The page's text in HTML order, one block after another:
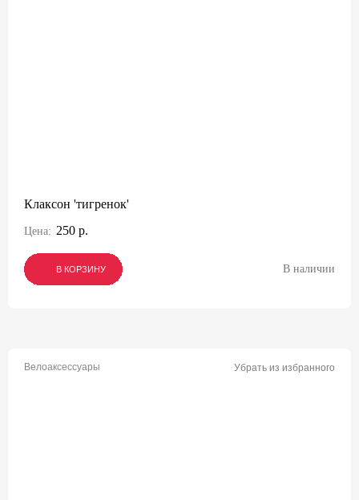
Клаксон 'тигренок'
Цена: 250 р.
В КОРЗИНУ
В КОРЗИНУ
В КОРЗИНУ В наличии
Велоаксессуары Убрать из избранного